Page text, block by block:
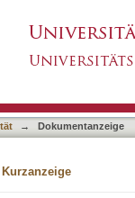
→ Dokumentanzeige